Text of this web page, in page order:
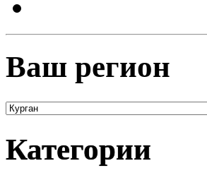
Ваш регион
Категории